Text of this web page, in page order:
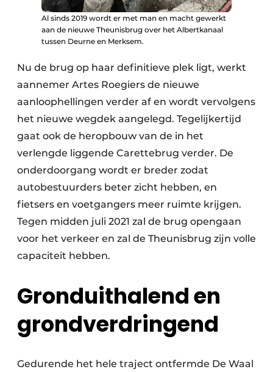
Al sinds 2019 wordt er met man en macht gewerkt
aan de nieuwe Theunisbrug over het Albertkanaal
tussen Deurne en Merksem.
Nu de brug op haar definitieve plek ligt, werkt
aannemer Artes Roegiers de nieuwe
aanloophellingen verder af en wordt vervolgens
het nieuwe wegdek aangelegd. Tegelijkertijd
gaat ook de heropbouw van de in het
verlengde liggende Carettebrug verder. De
onderdoorgang wordt er breder zodat
autobestuurders beter zicht hebben, en
fietsers en voetgangers meer ruimte krijgen.
Tegen midden juli 2021 zal de brug opengaan
voor het verkeer en zal de Theunisbrug zijn volle
capaciteit hebben.
Gronduithalend en
grondverdringend
Gedurende het hele traject ontfermde De Waal